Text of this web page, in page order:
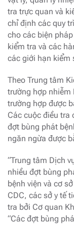
tra trực quan và
chỉ định các quy
cho các biện
kiểm tra và các
các giới hạn kiểm
Theo Trung tâm
trường hợp nhiễm
trường hợp được
Các cuộc điều tra
đợt bùng phát
ngăn ngừa được
“Trung tâm Dịch
nhiều đợt bùng
bệnh viện và cơ
CDC, các sở y tế
tra bởi Cơ quan
“Các đợt bùng